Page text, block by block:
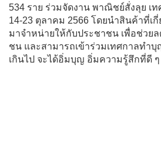
534 ราย ร่วมจัดงาน พาณิชย์สั่งลุย เ
14-23 ตุลาคม 2566 โดยนำสินค้าที่เ
มาจำหน่ายให้กับประชาชน เพื่อช่วย
ชน และสามารถเข้าร่วมเทศกาลทำ
เกินไป จะได้อิ่มบุญ อิ่มความรู้สึกที่ดี ๆ